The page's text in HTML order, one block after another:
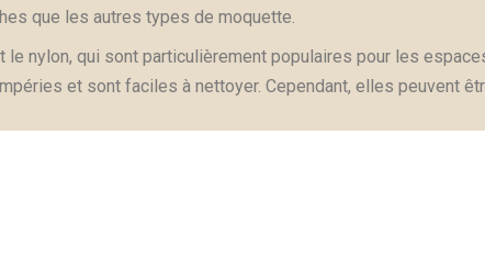
que les autres types de moquette.
nylon, qui sont particulièrement populaires pour les
et sont faciles à nettoyer. Cependant, elles peuvent